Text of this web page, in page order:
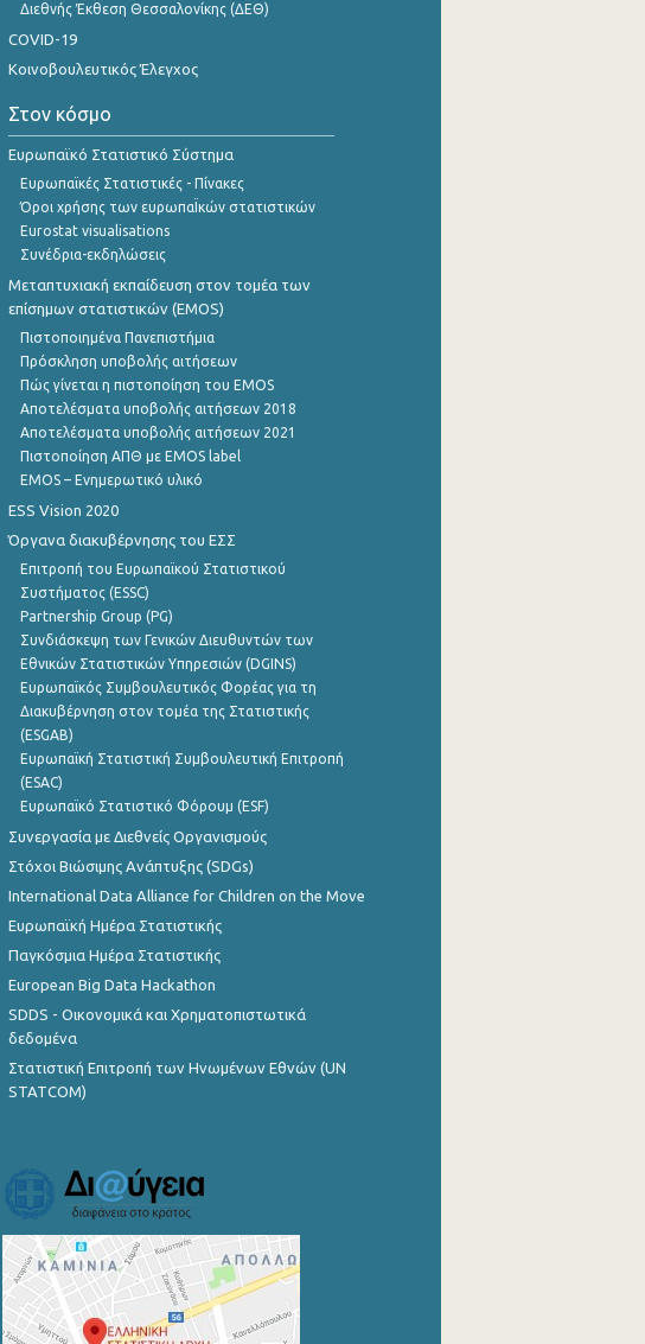
Διεθνής Έκθεση Θεσσαλονίκης (ΔΕΘ)
COVID-19
Κοινοβουλευτικός Έλεγχος
Στον κόσμο
Ευρωπαϊκό Στατιστικό Σύστημα
Ευρωπαϊκές Στατιστικές - Πίνακες
Όροι χρήσης των ευρωπαΪκών στατιστικών
Eurostat visualisations
Συνέδρια-εκδηλώσεις
Μεταπτυχιακή εκπαίδευση στον τομέα των
επίσημων στατιστικών (EMOS)
Πιστοποιημένα Πανεπιστήμια
Πρόσκληση υποβολής αιτήσεων
Πώς γίνεται η πιστοποίηση του EMOS
Αποτελέσματα υποβολής αιτήσεων 2018
Αποτελέσματα υποβολής αιτήσεων 2021
Πιστοποίηση ΑΠΘ με EMOS label
EMOS – Ενημερωτικό υλικό
ESS Vision 2020
Όργανα διακυβέρνησης του ΕΣΣ
Επιτροπή του Ευρωπαϊκού Στατιστικού
Συστήματος (ESSC)
Partnership Group (PG)
Συνδιάσκεψη των Γενικών Διευθυντών των
Εθνικών Στατιστικών Υπηρεσιών (DGINS)
Ευρωπαϊκός Συμβουλευτικός Φορέας για τη
Διακυβέρνηση στον τομέα της Στατιστικής
(ESGAB)
Ευρωπαϊκή Στατιστική Συμβουλευτική Επιτροπή
(ESAC)
Ευρωπαϊκό Στατιστικό Φόρουμ (ESF)
Συνεργασία με Διεθνείς Οργανισμούς
Στόχοι Βιώσιμης Ανάπτυξης (SDGs)
International Data Alliance for Children on the Move
Ευρωπαϊκή Ημέρα Στατιστικής
Παγκόσμια Ημέρα Στατιστικής
European Big Data Hackathon
SDDS - Οικονομικά και Χρηματοπιστωτικά
δεδομένα
Στατιστική Επιτροπή των Ηνωμένων Εθνών (UN
STATCOM)